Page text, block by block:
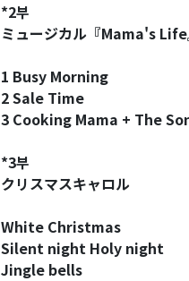
*2부
ミュージカル『Mama's Life
1 Busy Morning
2 Sale Time
3 Cooking Mama + The
*3부
クリスマスキャロル
White Christmas
Silent night Holy night
Jingle bells